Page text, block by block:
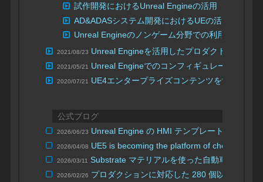
試作開発におけるUnreal Engineの活用
AD&ADASシステム開発におけるUEの活用
Unreal Engineのノンゲーム分野での利用に関する
2021/08/23 Unreal Engineを活用したプロダクト開発～
2021/05/21 Unreal Engineでのコンフィギュレーター制
2020/07/21 UE4エンタープライズコンテンツを制作する
公式ブログ
2026/06/23 Unreal Engine の HMI テンプレートが利用可
2026/04/08 UE5 is becoming the platform of choice for
2026/03/11 Substrate マテリアルを使った自動車ビジュ
2026/02/26 プロダクションに対応した 280 個以上の UE